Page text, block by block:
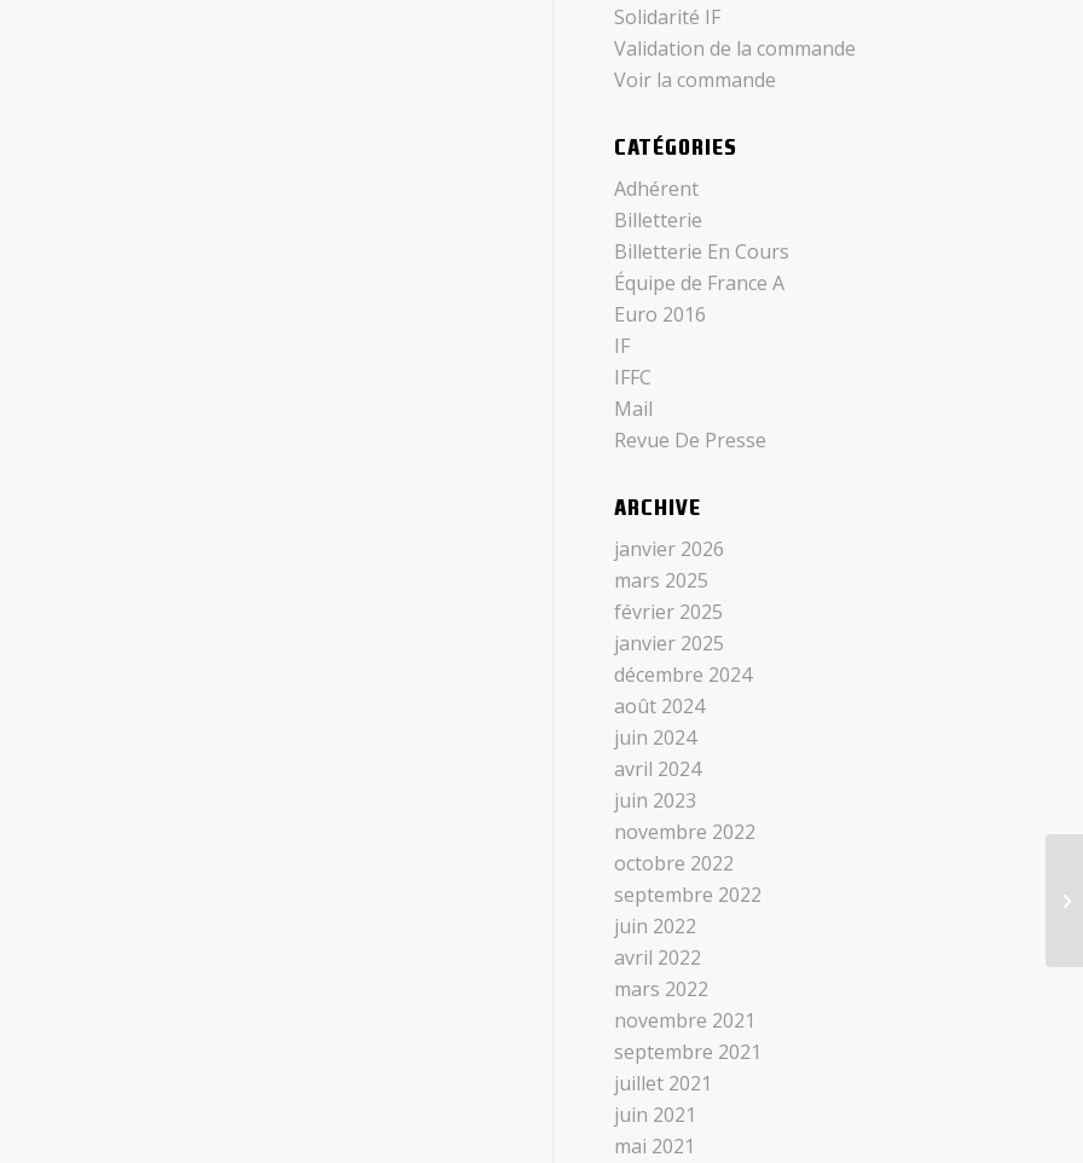
Solidarité IF
Validation de la commande
Voir la commande
CATÉGORIES
Adhérent
Billetterie
Billetterie En Cours
Équipe de France A
Euro 2016
IF
IFFC
Mail
Revue De Presse
ARCHIVE
janvier 2026
mars 2025
février 2025
janvier 2025
décembre 2024
août 2024
juin 2024
avril 2024
juin 2023
novembre 2022
octobre 2022
septembre 2022
juin 2022
avril 2022
mars 2022
novembre 2021
septembre 2021
juillet 2021
juin 2021
mai 2021
IF